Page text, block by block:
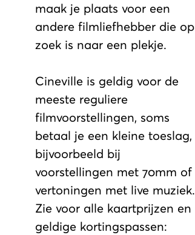
maak je plaats voor een
andere filmliefhebber die op
zoek is naar een plekje.
Cineville is geldig voor de
meeste reguliere
filmvoorstellingen, soms
betaal je een kleine toeslag,
bijvoorbeeld bij
voorstellingen met 70mm of
vertoningen met live muziek.
Zie voor alle kaartprijzen en
geldige kortingspassen: